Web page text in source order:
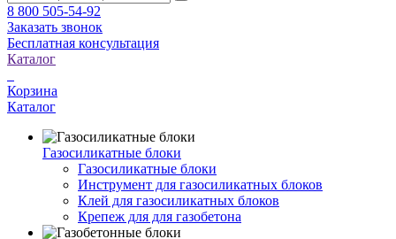
8 800 505-54-92
Заказать звонок
Бесплатная консультация
Каталог
Корзина
Каталог
Газосиликатные блоки
Газосиликатные блоки
Инструмент для газосиликатных блоков
Клей для газосиликатных блоков
Крепеж для для газобетона